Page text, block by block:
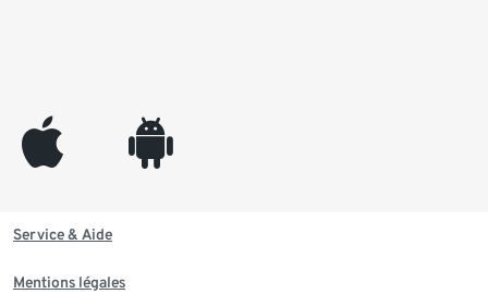
appleinc android
Service & Aide
Mentions légales